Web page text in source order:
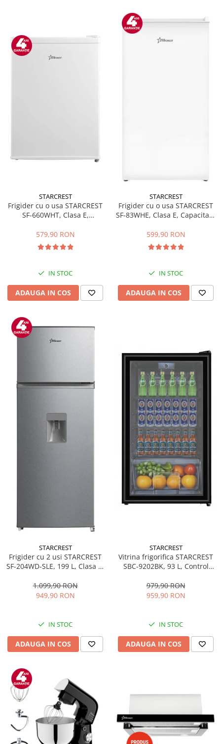
STARCREST
Frigider cu o usa STARCREST
SF-660WHT, Clasa E,
579,90 RON
IN STOC
ADAUGA IN COS
STARCREST
Frigider cu o usa STARCREST
SF-83WHE, Clasa E, Capacitate
Compartiment gheata, H 85
cm, Alb
599,90 RON
IN STOC
ADAUGA IN COS
STARCREST
Frigider cu 2 usi STARCREST
SF-204WD-SLE, 199 L, Clasa E,
Termostat Ajustabil, Usi
reversibile, H 143 cm, Argintiu
1.099,90 RON
949,90 RON
IN STOC
ADAUGA IN COS
STARCREST
Vitrina frigorifica STARCREST
SBC-9202BK, 93 L, Control
83.2 cm, Negru
979,90 RON
959,90 RON
IN STOC
ADAUGA IN COS